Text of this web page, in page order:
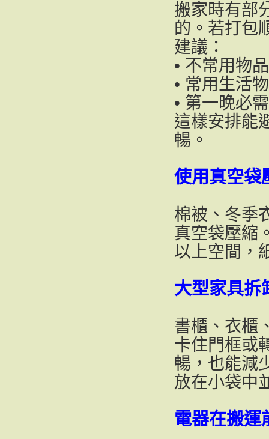
搬家時有部
的。若打包
建議：
• 不常用物
• 常用生活
• 第一晚必
這樣安排能
暢。
使用真空袋
棉被、冬季
真空袋壓縮
以上空間，
大型家具拆
書櫃、衣櫃
卡住門框或
暢，也能減
放在小袋中
電器在搬運